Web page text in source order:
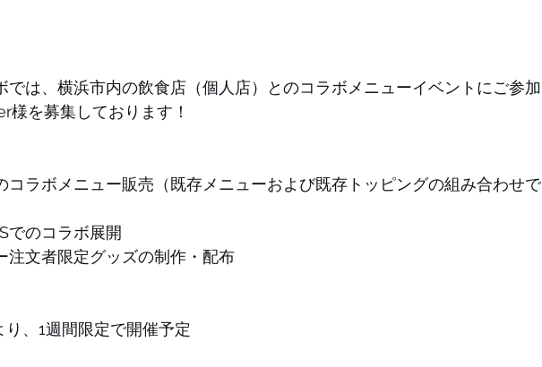
では、横浜市内の飲食店（個人店）とのコラボメニューイベントにご参加
様を募集しております！
コラボメニュー販売（既存メニューおよび既存トッピングの組み合わせで
でのコラボ展開
注文者限定グッズの制作・配布
り、1週間限定で開催予定